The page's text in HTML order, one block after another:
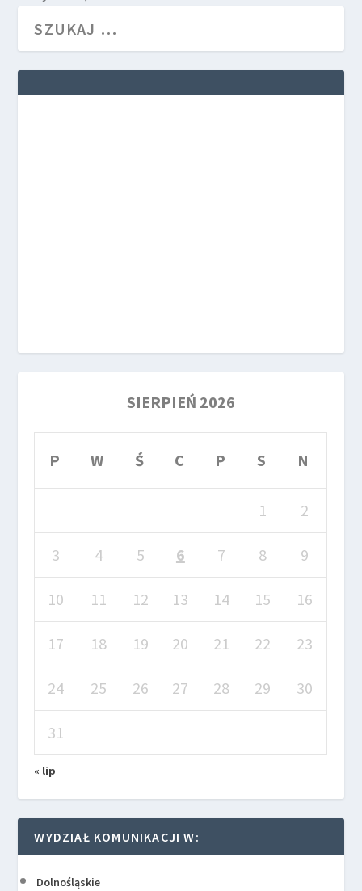
SIERPIEŃ 2026
P W Ś C P S N
1 2
3 4 5 6 7 8 9
10 11 12 13 14 15 16
17 18 19 20 21 22 23
24 25 26 27 28 29 30
31
« lip
WYDZIAŁ KOMUNIKACJI W:
Dolnośląskie